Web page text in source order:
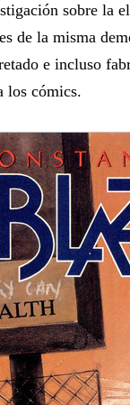
sobre la
de la misma
e incluso
los cómics.